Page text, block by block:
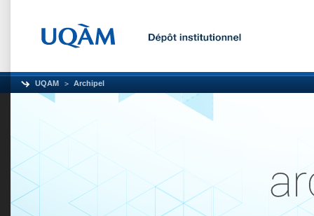
UQAM Archipel